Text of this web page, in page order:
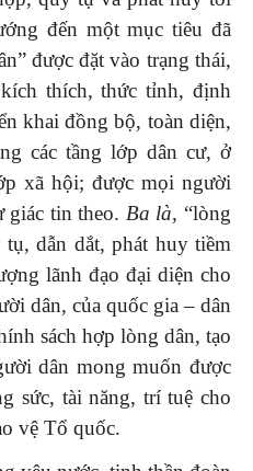
đến một mục tiêu đã
được đặt vào trạng thái,
thích, thức tỉnh, định
khai đồng bộ, toàn diện,
các tầng lớp dân cư, ở
xã hội; được mọi người
giác tin theo. Ba là, “lòng
dẫn dắt, phát huy tiềm
lãnh đạo đại diện cho
dân, của quốc gia – dân
sách hợp lòng dân, tạo
dân mong muốn được
sức, tài năng, trí tuệ cho
vệ Tổ quốc.